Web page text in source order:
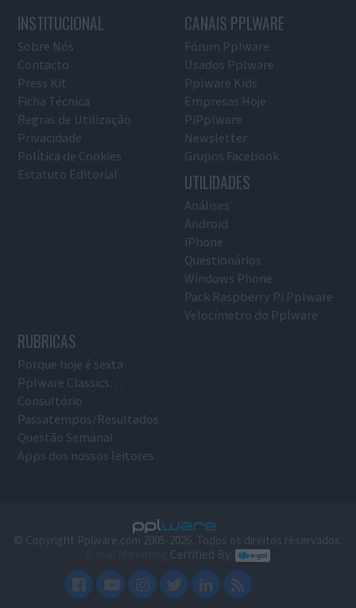
INSTITUCIONAL
Sobre Nós
Contacto
Press Kit
Ficha Técnica
Regras de Utilização
Privacidade
Política de Cookies
Estatuto Editorial
CANAIS PPLWARE
Fórum Pplware
Usados Pplware
Pplware Kids
Empresas Hoje
PiPplware
Newsletter
Grupos Facebook
UTILIDADES
Análises
Android
iPhone
Questionários
Windows Phone
Pack Raspberry Pi Pplware
Velocímetro do Pplware
RUBRICAS
Porque hoje é sexta
Pplware Classics…
Consultório
Passatempos/Resultados
Questão Semanal
Apps dos nossos leitores
© Copyright Pplware.com 2005-2026. Todos os direitos reservados.
Certified By: